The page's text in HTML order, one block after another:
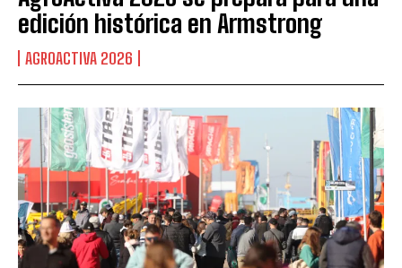
edición histórica en Armstrong
AGROACTIVA 2026